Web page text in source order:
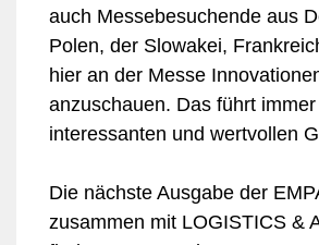
auch Messebesuchende aus
Polen, der Slowakei,
hier an der Messe
anzuschauen. Das führt
interessanten und wertvollen
Die nächste Ausgabe der
zusammen mit LOGISTICS &